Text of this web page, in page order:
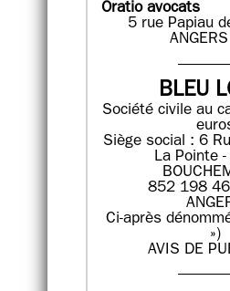
Oratio avocats
5 rue Papiau
BLEU
Société civile au
Siège social : 6
La Pointe
852 198
Ci-après
»)
AVIS DE